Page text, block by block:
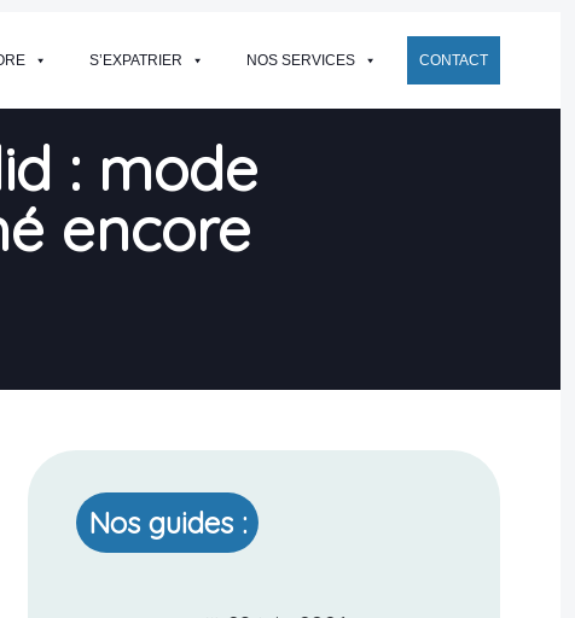
S’EXPATRIER NOS SERVICES CONTACT
: mode
encore
Nos guides :